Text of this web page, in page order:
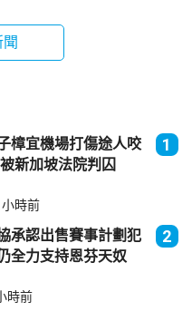
樟宜機場打傷途人咬
傷警員 被新加坡法院判囚
1
時前
承認出售賽事計劃犯
力支持恩芬天奴
2
時前